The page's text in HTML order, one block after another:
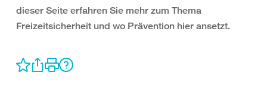
dieser Seite erfahren Sie mehr zum Thema
Freizeitsicherheit und wo Prävention hier ansetzt.